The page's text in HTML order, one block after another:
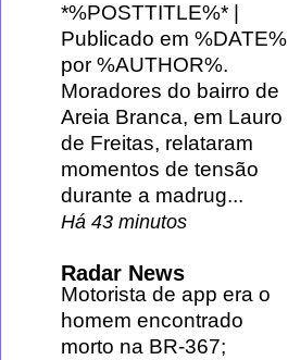
*%POSTTITLE%* |
Publicado em %DATE%
por %AUTHOR%.
Moradores do bairro de
Areia Branca, em Lauro
de Freitas, relataram
momentos de tensão
durante a madrug...
Há 43 minutos
Radar News
Motorista de app era o
homem encontrado
morto na BR-367;